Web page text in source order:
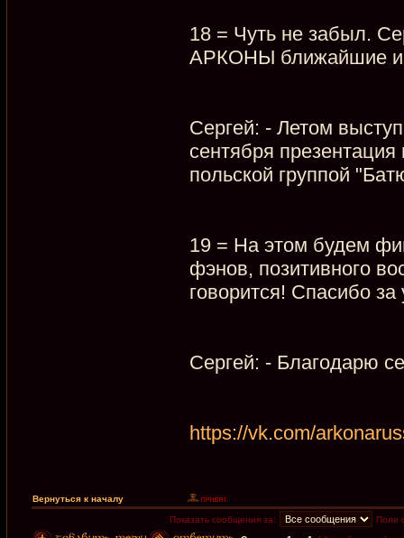
18 = Чуть не забыл.
АРКОНЫ ближайшие и
Сергей: - Летом
сентября
польской группой
19 = На этом будем
фэнов, позитивного
говорится! Спасибо
Сергей: - Благодарю
https://vk.com/
Вернуться к началу
Показать сообщения за:
Поле